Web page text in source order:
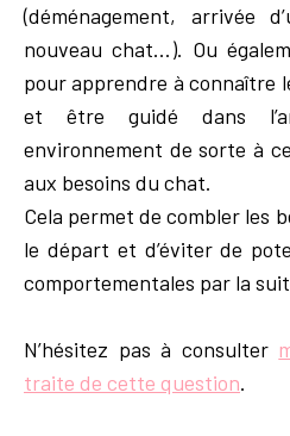
(déménagement, arrivée
nouveau chat…). Ou
pour apprendre à connaître
et être guidé dans
environnement de sorte à
aux besoins du chat.
Cela permet de combler les
le départ et d’éviter de
comportementales par la
N’hésitez pas à consulter
traite de cette question.